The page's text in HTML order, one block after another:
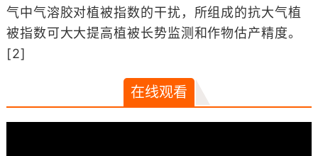
气中气溶胶对植被指数的干扰，所组成的抗大气植
被指数可大大提高植被长势监测和作物估产精度。
[2]
在线观看